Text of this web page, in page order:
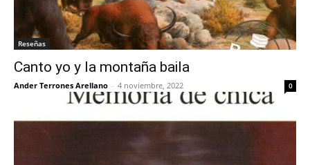
Reseñas
Canto yo y la montaña baila
Ander Terrones Arellano - 4 noviembre, 2022 0